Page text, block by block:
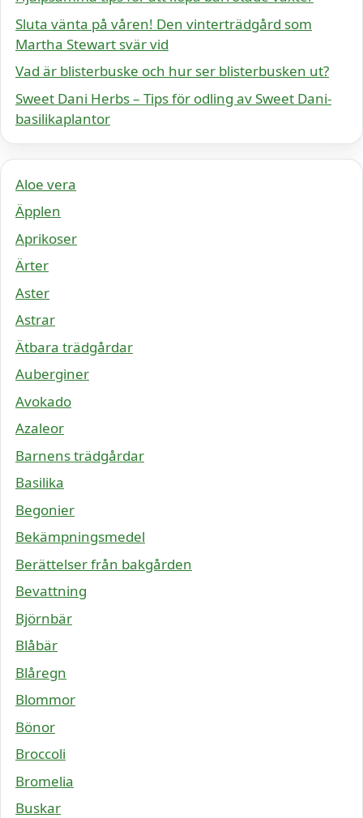
Sluta vänta på våren! Den vinterträdgård som
Martha Stewart svär vid
Vad är blisterbuske och hur ser blisterbusken ut?
Sweet Dani Herbs – Tips för odling av Sweet Dani-
basilikaplantor
Aloe vera
Äpplen
Aprikoser
Ärter
Aster
Astrar
Ätbara trädgårdar
Auberginer
Avokado
Azaleor
Barnens trädgårdar
Basilika
Begonier
Bekämpningsmedel
Berättelser från bakgården
Bevattning
Björnbär
Blåbär
Blåregn
Blommor
Bönor
Broccoli
Bromelia
Buskar